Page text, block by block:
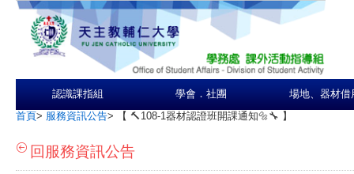
認識課指組 學會．社團 場地、器材借
首頁> 服務資訊公告> 【 🔨108-1器材認證班開課通知🔩🔧 】
回服務資訊公告